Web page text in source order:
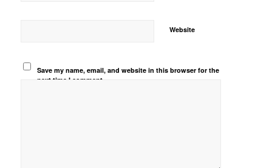
Website
Save my name, email, and website in this browser for the
next time I comment.